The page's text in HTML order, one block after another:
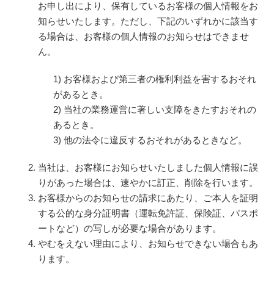
お申し出により、保有しているお客様の個人情報をお
知らせいたします。ただし、下記のいずれかに該当す
る場合は、お客様の個人情報のお知らせはできませ
ん。
1) お客様および第三者の権利利益を害するおそれ
があるとき。
2) 当社の業務運営に著しい支障をきたすおそれの
あるとき。
3) 他の法令に違反するおそれがあるときなど。
当社は、お客様にお知らせいたしました個人情報に誤
りがあった場合は、速やかに訂正、削除を行います。
お客様からのお知らせの請求にあたり、ご本人を証明
する公的な身分証明書（運転免許証、保険証、パスポ
ートなど）の写しが必要な場合があります。
やむをえない理由により、お知らせできない場合もあ
ります。